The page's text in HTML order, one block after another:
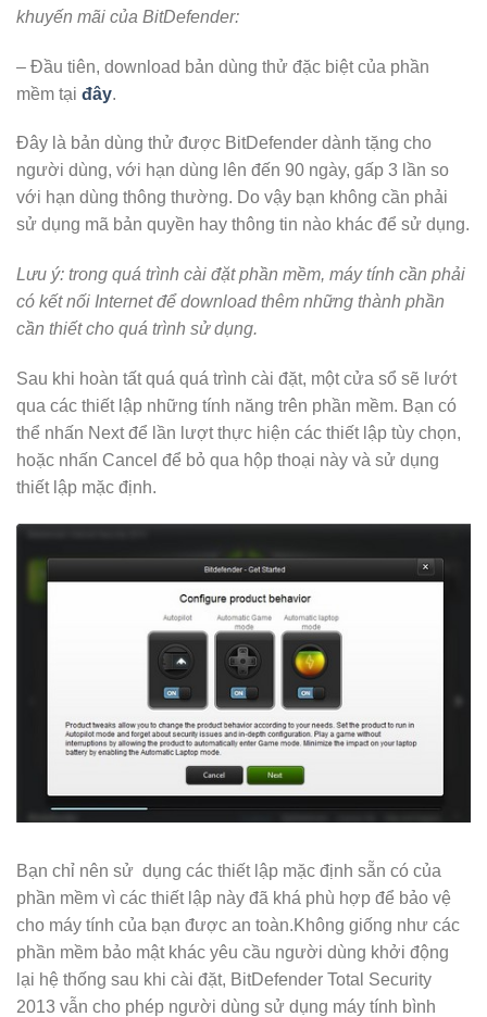
khuyến mãi của BitDefender:
– Đầu tiên, download bản dùng thử đặc biệt của phần
mềm tại đây.
Đây là bản dùng thử được BitDefender dành tặng cho
người dùng, với hạn dùng lên đến 90 ngày, gấp 3 lần so
với hạn dùng thông thường. Do vậy bạn không cần phải
sử dụng mã bản quyền hay thông tin nào khác để sử dụng.
Lưu ý: trong quá trình cài đặt phần mềm, máy tính cần phải
có kết nối Internet để download thêm những thành phần
cần thiết cho quá trình sử dụng.
Sau khi hoàn tất quá quá trình cài đặt, một cửa sổ sẽ lướt
qua các thiết lập những tính năng trên phần mềm. Bạn có
thể nhấn Next để lần lượt thực hiện các thiết lập tùy chọn,
hoặc nhấn Cancel để bỏ qua hộp thoại này và sử dụng
thiết lập mặc định.
Bạn chỉ nên sử dụng các thiết lập mặc định sẵn có của
phần mềm vì các thiết lập này đã khá phù hợp để bảo vệ
cho máy tính của bạn được an toàn.Không giống như các
phần mềm bảo mật khác yêu cầu người dùng khởi động
lại hệ thống sau khi cài đặt, BitDefender Total Security
2013 vẫn cho phép người dùng sử dụng máy tính bình